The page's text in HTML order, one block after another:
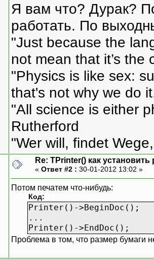
Я вам что? Дурак?
работать. По
"Just because the
not mean that it’s the
"Physics is like sex:
that's not why we do
"All science is either
Rutherford
"Wer will, findet
Re: TPrinter() как
« Ответ #2 : 30-01-2012 13:02 »
Потом печатем что-нибудь:
Код:
Printer()->BeginDoc();
...
Printer()->EndDoc();
Проблема в том, что размер бумаги